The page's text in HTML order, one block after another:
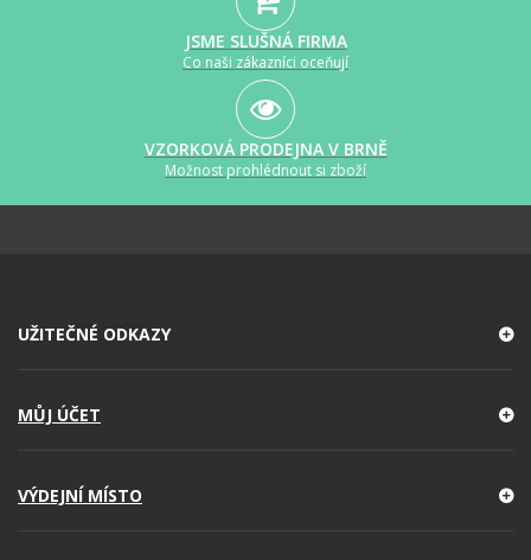
JSME SLUŠNÁ FIRMA
Co naši zákazníci oceňují
VZORKOVÁ PRODEJNA V BRNĚ
Možnost prohlédnout si zboží
UŽITEČNÉ ODKAZY
MŮJ ÚČET
VÝDEJNÍ MÍSTO